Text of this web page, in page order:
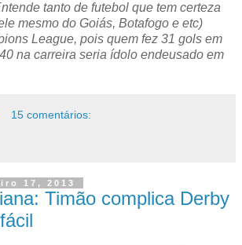
tanto de futebol que tem certeza
mesmo do Goiás, Botafogo e etc)
League, pois quem fez 31 gols em
na carreira seria ídolo endeusado em
15 comentários:
17, 2013
Timão complica Derby